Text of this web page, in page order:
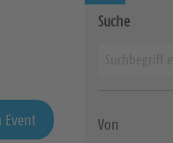
Event
Suche
Von